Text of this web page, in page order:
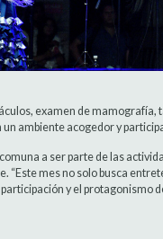
examen de
ambiente acogedor y
a ser parte de las
“Este mes no solo busca
y el protagonismo